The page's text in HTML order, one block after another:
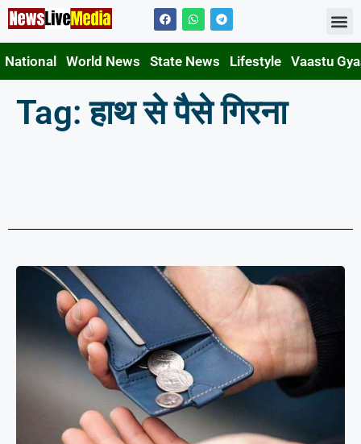
National World News State News Lifestyle Vaastu
Tag: हाथ से पैसे गिरना